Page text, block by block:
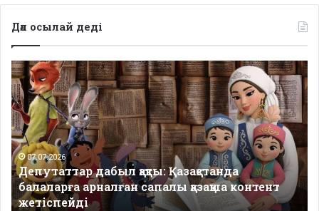
Дәл осылай деді
Депутаттар
дабыл
қақты:
Қазақстанда
балаларға
арналған
сапалы
қазақша
контент
жетіспейді
07.07.2026
Депутаттар дабыл қақты: Қазақстанда
балаларға арналған сапалы қазақша контент
жетіспейді